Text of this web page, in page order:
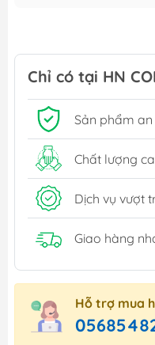
Chỉ có tại HN
Sản phẩm
Chất lượng
Dịch vụ vượt
Giao hàng
Hỗ trợ mua